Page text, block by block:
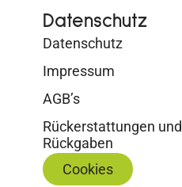
Datenschutz
Datenschutz
Impressum
AGB’s
Rückerstattungen und
Rückgaben
Cookies